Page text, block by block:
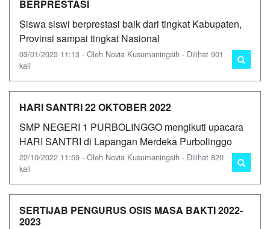
BERPRESTASI
Siswa siswi berprestasi baik dari tingkat Kabupaten,
Provinsi sampai tingkat Nasional
03/01/2023 11:13 - Oleh Novia Kusumaningsih - Dilihat 901
kali
HARI SANTRI 22 OKTOBER 2022
SMP NEGERI 1 PURBOLINGGO mengikuti upacara
HARI SANTRI di Lapangan Merdeka Purbolinggo
22/10/2022 11:59 - Oleh Novia Kusumaningsih - Dilihat 820
kali
SERTIJAB PENGURUS OSIS MASA BAKTI 2022-
2023